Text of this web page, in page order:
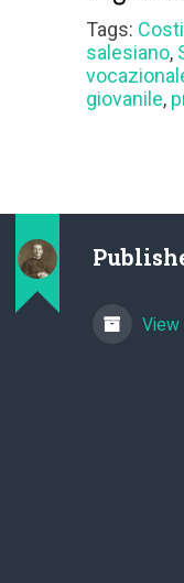
Tags:
salesiano,
giovanile,
View